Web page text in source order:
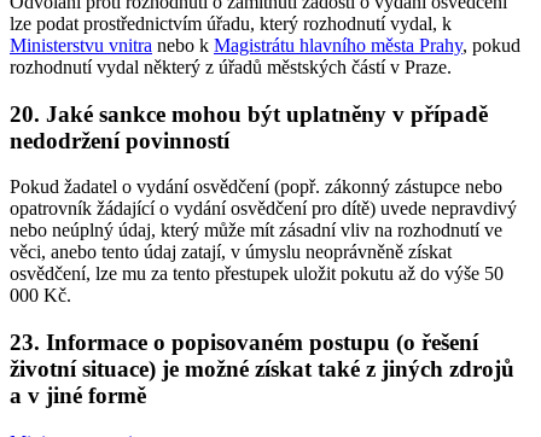
lze podat prostřednictvím úřadu, který rozhodnutí vydal, k
Ministerstvu vnitra nebo k Magistrátu hlavního města Prahy, pokud
rozhodnutí vydal některý z úřadů městských částí v Praze.
20. Jaké sankce mohou být uplatněny v případě
nedodržení povinností
Pokud žadatel o vydání osvědčení (popř. zákonný zástupce nebo
opatrovník žádající o vydání osvědčení pro dítě) uvede nepravdivý
nebo neúplný údaj, který může mít zásadní vliv na rozhodnutí ve
věci, anebo tento údaj zatají, v úmyslu neoprávněně získat
osvědčení, lze mu za tento přestupek uložit pokutu až do výše 50
000 Kč.
23. Informace o popisovaném postupu (o řešení
životní situace) je možné získat také z jiných zdrojů
a v jiné formě